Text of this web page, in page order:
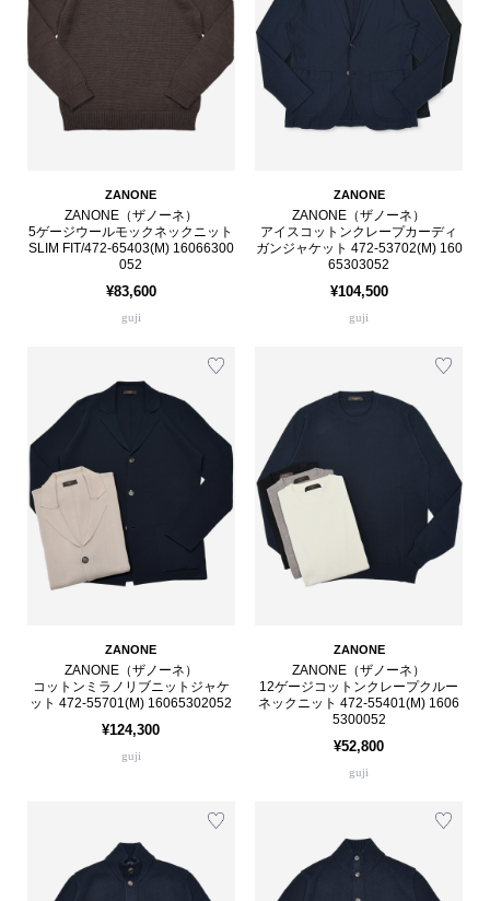
ZANONE
ZANONE（ザノーネ）
5ゲージウールモックネックニット
SLIM FIT/472-65403(M) 16066300
052
¥83,600
guji
ZANONE
ZANONE（ザノーネ）
アイスコットンクレープカーディ
ガンジャケット 472-53702(M) 160
65303052
¥104,500
guji
ZANONE
ZANONE（ザノーネ）
コットンミラノリブニットジャケ
ット 472-55701(M) 16065302052
¥124,300
guji
ZANONE
ZANONE（ザノーネ）
12ゲージコットンクレープクルー
ネックニット 472-55401(M) 1606
5300052
¥52,800
guji